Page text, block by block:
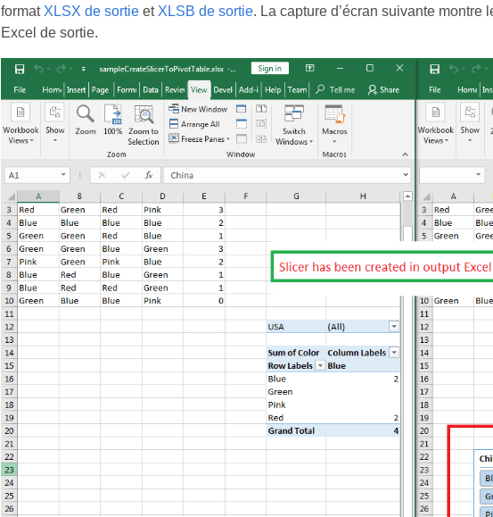
format XLSX de sortieet XLSB de sortie. La capture d’écran suivante
Excel de sortie.